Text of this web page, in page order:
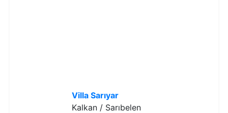
Villa Sarıyar
Kalkan / Sarıbelen